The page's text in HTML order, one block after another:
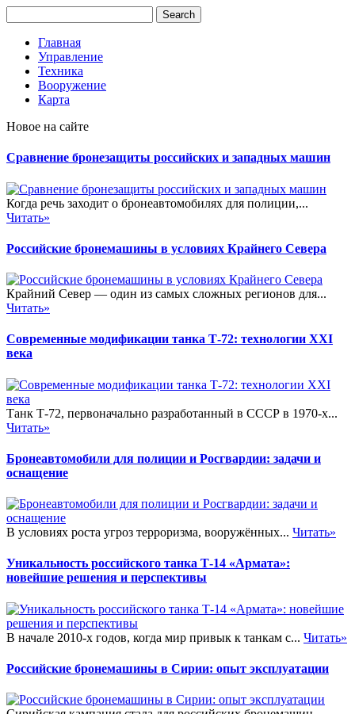
Главная
Управление
Техника
Вооружение
Карта
Новое на сайте
Сравнение бронезащиты российских и западных машин
Когда речь заходит о бронеавтомобилях для полиции,...
Читать»
Российские бронемашины в условиях Крайнего Севера
Крайний Север — один из самых сложных регионов для...
Читать»
Современные модификации танка Т-72: технологии XXI
века
Танк Т-72, первоначально разработанный в СССР в 1970-х...
Читать»
Бронеавтомобили для полиции и Росгвардии: задачи и
оснащение
В условиях роста угроз терроризма, вооружённых... Читать»
Уникальность российского танка Т-14 «Армата»:
новейшие решения и перспективы
В начале 2010-х годов, когда мир привык к танкам с... Читать»
Российские бронемашины в Сирии: опыт эксплуатации